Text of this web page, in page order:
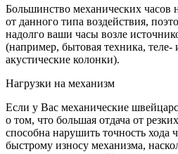
Большинство механических
от данного типа воздействия,
надолго ваши часы возле
(например, бытовая техника, теле-
акустические колонки).
Нагрузки на механизм
Если у Вас механические
о том, что большая отдача от
способна нарушить точность хода
быстрому износу механизма,